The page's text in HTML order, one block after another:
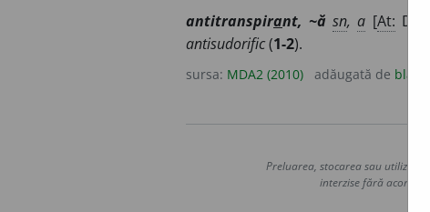
antitranspirant, ~ă sn,a [At: DEX
antisudorific(1-2).
sursa: MDA2 (2010) adăugată de blaurb.
Preluarea, stocarea sau
interzise fără acordul